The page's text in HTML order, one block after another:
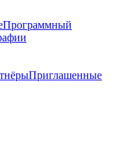
Программный
Приглашенные